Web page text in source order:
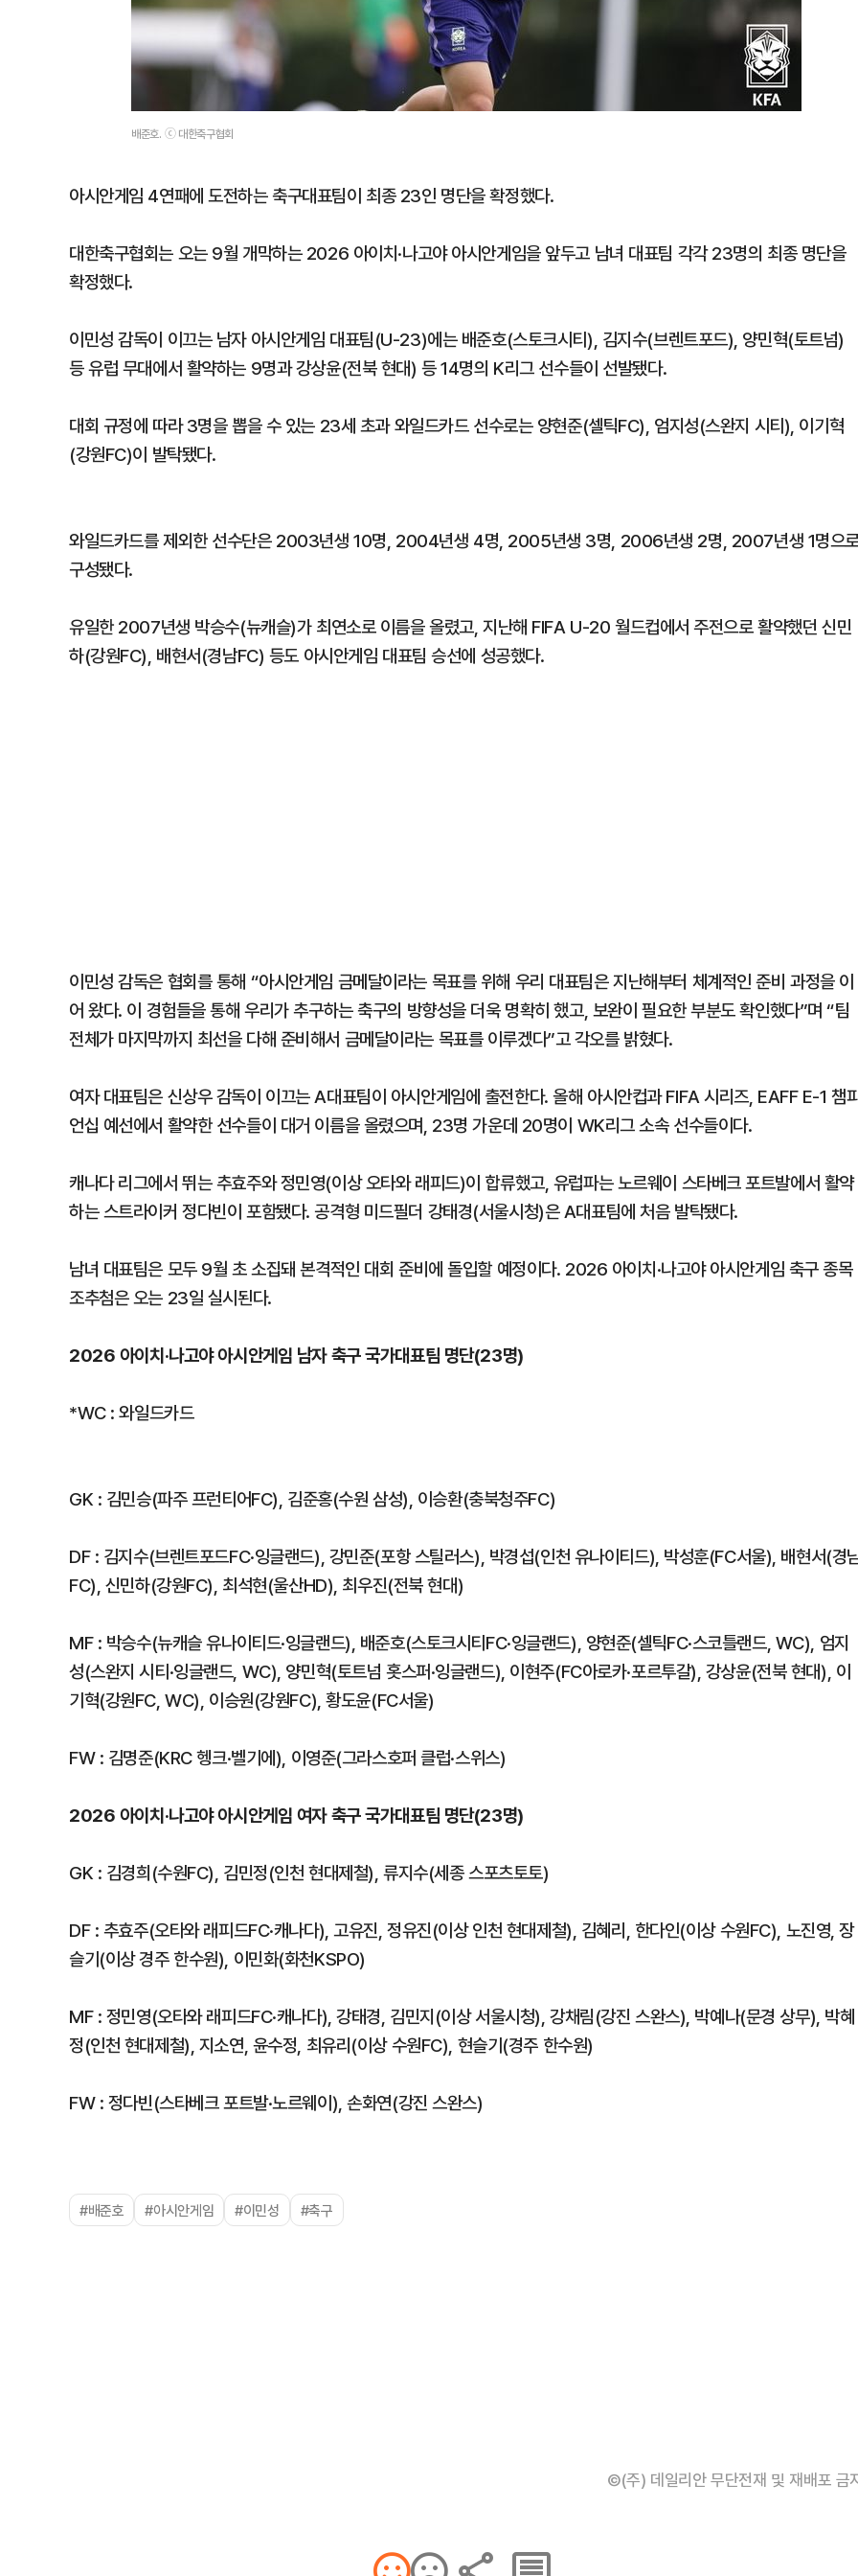
배준호. ⓒ 대한축구협회
아시안게임 4연패에 도전하는 축구대표팀이 최종 23인 명단을 확정했다.
대한축구협회는 오는 9월 개막하는 2026 아이치·나고야 아시안게임을 앞두고 남녀 대표팀 각각 23명의 최종 명단을
확정했다.
이민성 감독이 이끄는 남자 아시안게임 대표팀(U-23)에는 배준호(스토크시티), 김지수(브렌트포드), 양민혁(토트넘)
등 유럽 무대에서 활약하는 9명과 강상윤(전북 현대) 등 14명의 K리그 선수들이 선발됐다.
대회 규정에 따라 3명을 뽑을 수 있는 23세 초과 와일드카드 선수로는 양현준(셀틱FC), 엄지성(스완지 시티), 이기혁
(강원FC)이 발탁됐다.
와일드카드를 제외한 선수단은 2003년생 10명, 2004년생 4명, 2005년생 3명, 2006년생 2명, 2007년생 1명으
구성됐다.
유일한 2007년생 박승수(뉴캐슬)가 최연소로 이름을 올렸고, 지난해 FIFA U-20 월드컵에서 주전으로 활약했던 신민
하(강원FC), 배현서(경남FC) 등도 아시안게임 대표팀 승선에 성공했다.
이민성 감독은 협회를 통해 “아시안게임 금메달이라는 목표를 위해 우리 대표팀은 지난해부터 체계적인 준비 과정을 이
어 왔다. 이 경험들을 통해 우리가 추구하는 축구의 방향성을 더욱 명확히 했고, 보완이 필요한 부분도 확인했다”며 “팀
전체가 마지막까지 최선을 다해 준비해서 금메달이라는 목표를 이루겠다”고 각오를 밝혔다.
여자 대표팀은 신상우 감독이 이끄는 A대표팀이 아시안게임에 출전한다. 올해 아시안컵과 FIFA 시리즈, EAFF E-1 챔
언십 예선에서 활약한 선수들이 대거 이름을 올렸으며, 23명 가운데 20명이 WK리그 소속 선수들이다.
캐나다 리그에서 뛰는 추효주와 정민영(이상 오타와 래피드)이 합류했고, 유럽파는 노르웨이 스타베크 포트발에서 활약
하는 스트라이커 정다빈이 포함됐다. 공격형 미드필더 강태경(서울시청)은 A대표팀에 처음 발탁됐다.
남녀 대표팀은 모두 9월 초 소집돼 본격적인 대회 준비에 돌입할 예정이다. 2026 아이치·나고야 아시안게임 축구 종목
조추첨은 오는 23일 실시된다.
2026 아이치·나고야 아시안게임 남자 축구 국가대표팀 명단(23명)
*WC : 와일드카드
GK : 김민승(파주 프런티어FC), 김준홍(수원 삼성), 이승환(충북청주FC)
DF : 김지수(브렌트포드FC·잉글랜드), 강민준(포항 스틸러스), 박경섭(인천 유나이티드), 박성훈(FC서울), 배현서(경
FC), 신민하(강원FC), 최석현(울산HD), 최우진(전북 현대)
MF : 박승수(뉴캐슬 유나이티드·잉글랜드), 배준호(스토크시티FC·잉글랜드), 양현준(셀틱FC·스코틀랜드, WC), 엄지
성(스완지 시티·잉글랜드, WC), 양민혁(토트넘 홋스퍼·잉글랜드), 이현주(FC아로카·포르투갈), 강상윤(전북 현대), 이
기혁(강원FC, WC), 이승원(강원FC), 황도윤(FC서울)
FW : 김명준(KRC 헹크·벨기에), 이영준(그라스호퍼 클럽·스위스)
2026 아이치·나고야 아시안게임 여자 축구 국가대표팀 명단(23명)
GK : 김경희(수원FC), 김민정(인천 현대제철), 류지수(세종 스포츠토토)
DF : 추효주(오타와 래피드FC·캐나다), 고유진, 정유진(이상 인천 현대제철), 김혜리, 한다인(이상 수원FC), 노진영, 장
슬기(이상 경주 한수원), 이민화(화천KSPO)
MF : 정민영(오타와 래피드FC·캐나다), 강태경, 김민지(이상 서울시청), 강채림(강진 스완스), 박예나(문경 상무), 박혜
정(인천 현대제철), 지소연, 윤수정, 최유리(이상 수원FC), 현슬기(경주 한수원)
FW : 정다빈(스타베크 포트발·노르웨이), 손화연(강진 스완스)
#배준호 #아시안게임 #이민성 #축구
©(주) 데일리안 무단전재 및 재배포 금